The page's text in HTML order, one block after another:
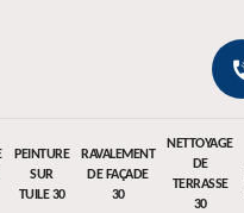
PEINTURE
SUR
TUILE 30
RAVALEMENT
DE FAÇADE
30
NETTOYAGE
DE
TERRASSE
30